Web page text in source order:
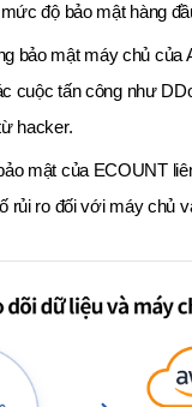
độbảo mật hàng
bảo mật máy chủ của
cuộc tấn công như
hacker.
mật của ECOUNT
rủi rođối với máy chủ